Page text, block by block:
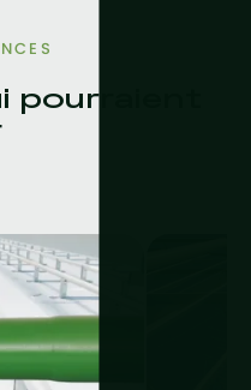
pourraient